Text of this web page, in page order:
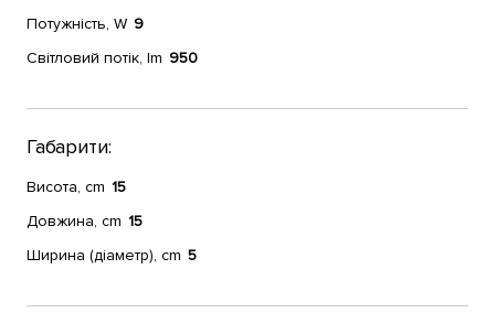
Потужність, W 9
Світловий потік, lm 950
Габарити:
Висота, cm 15
Довжина, cm 15
Ширина (діаметр), cm 5